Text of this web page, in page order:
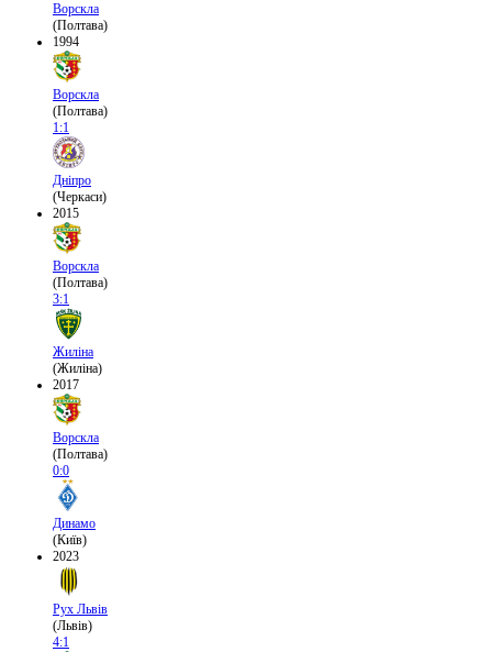
Ворскла
(Полтава)
1994
Ворскла
(Полтава)
1:1
Дніпро
(Черкаси)
2015
Ворскла
(Полтава)
3:1
Жиліна
(Жиліна)
2017
Ворскла
(Полтава)
0:0
Динамо
(Київ)
2023
Рух Львів
(Львів)
4:1